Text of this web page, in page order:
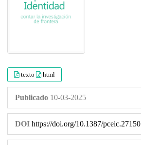
texto html
Publicado 10-03-2025
DOI https://doi.org/10.1387/pceic.27150